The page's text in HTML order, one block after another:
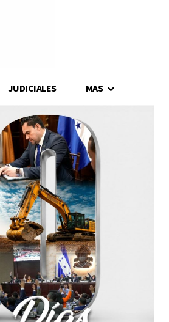
JUDICIALES MAS